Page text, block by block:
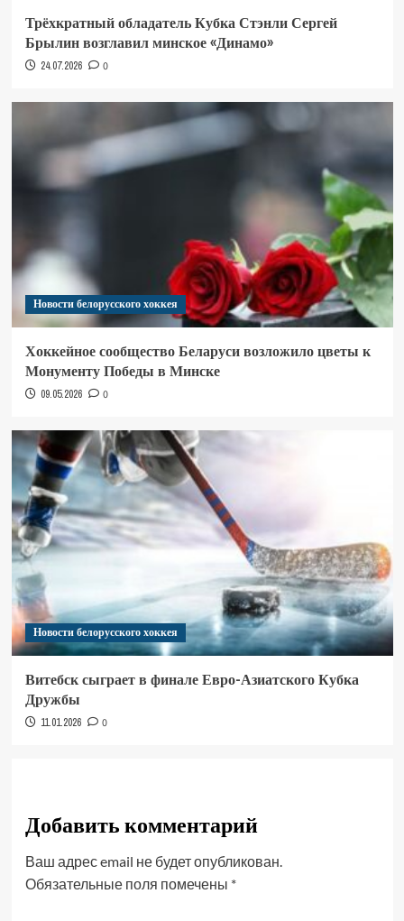
Трёхкратный обладатель Кубка Стэнли Сергей
Брылин возглавил минское «Динамо»
24.07.2026 0
Новости белорусского хоккея
Хоккейное сообщество Беларуси возложило цветы к
Монументу Победы в Минске
09.05.2026 0
Новости белорусского хоккея
Витебск сыграет в финале Евро-Азиатского Кубка
Дружбы
11.01.2026 0
Добавить комментарий
Ваш адрес email не будет опубликован.
Обязательные поля помечены *